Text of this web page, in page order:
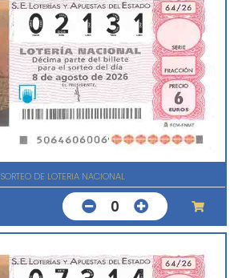
SORTEO DE LOTERIA NACIONAL
0